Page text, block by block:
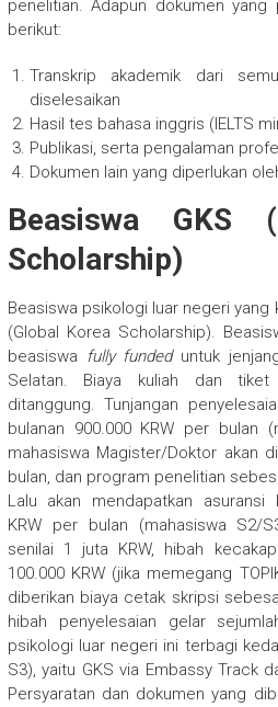
penelitian. Adapun dokumen
berikut:
Transkrip akademik dari
diselesaikan
Hasil tes bahasa inggris (IELTS
Publikasi, serta pengalaman
Dokumen lain yang diperlukan
Beasiswa GKS
Scholarship)
Beasiswa psikologi luar negeri yang
(Global Korea Scholarship).
beasiswa
fully fundeduntuk
Selatan. Biaya kuliah dan
ditanggung. Tunjangan
bulanan 900.000 KRW per bulan
mahasiswa Magister/Doktor akan
bulan, dan program penelitian
Lalu akan mendapatkan asuransi
KRW per bulan (mahasiswa S2/
senilai 1 juta KRW, hibah
100.000 KRW (jika memegang
diberikan biaya cetak skripsi
hibah penyelesaian gelar
psikologi luar negeri ini terbagi
S3), yaitu GKS via Embassy Track
Persyaratan dan dokumen yang